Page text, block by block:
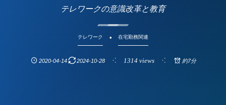
テレワークの意識改革と教育
テレワーク 在宅勤務関連
2020-04-14 2024-10-28 1314 views 約7分